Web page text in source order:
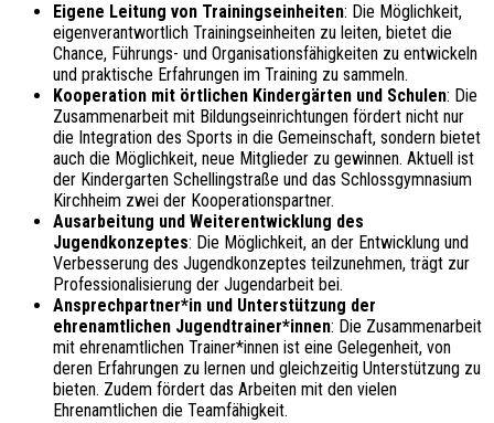
Eigene Leitung von Trainingseinheiten: Die Möglichkeit,
eigenverantwortlich Trainingseinheiten zu leiten, bietet die
Chance, Führungs- und Organisationsfähigkeiten zu entwickeln
und praktische Erfahrungen im Training zu sammeln.
Kooperation mit örtlichen Kindergärten und Schulen: Die
Zusammenarbeit mit Bildungseinrichtungen fördert nicht nur
die Integration des Sports in die Gemeinschaft, sondern bietet
auch die Möglichkeit, neue Mitglieder zu gewinnen. Aktuell ist
der Kindergarten Schellingstraße und das Schlossgymnasium
Kirchheim zwei der Kooperationspartner.
Ausarbeitung und Weiterentwicklung des
Jugendkonzeptes: Die Möglichkeit, an der Entwicklung und
Verbesserung des Jugendkonzeptes teilzunehmen, trägt zur
Professionalisierung der Jugendarbeit bei.
Ansprechpartner*in und Unterstützung der
ehrenamtlichen Jugendtrainer*innen: Die Zusammenarbeit
mit ehrenamtlichen Trainer*innen ist eine Gelegenheit, von
deren Erfahrungen zu lernen und gleichzeitig Unterstützung zu
bieten. Zudem fördert das Arbeiten mit den vielen
Ehrenamtlichen die Teamfähigkeit.